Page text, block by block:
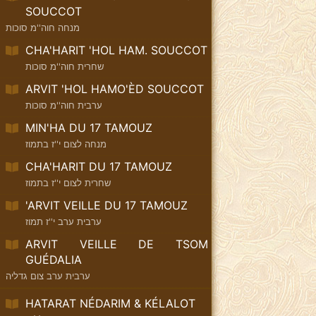
SOUCCOT
מנחה חוה''מ סוכות
CHA'HARIT 'HOL HAM. SOUCCOT
שחרית חוה''מ סוכות
ARVIT 'HOL HAMO'ÈD SOUCCOT
ערבית חוה''מ סוכות
MIN'HA DU 17 TAMOUZ
מנחה לצום י''ז בתמוז
CHA'HARIT DU 17 TAMOUZ
שחרית לצום י''ז בתמוז
'ARVIT VEILLE DU 17 TAMOUZ
ערבית ערב י''ז תמוז
ARVIT VEILLE DE TSOM
GUÉDALIA
ערבית ערב צום גדליה
HATARAT NÉDARIM & KÉLALOT